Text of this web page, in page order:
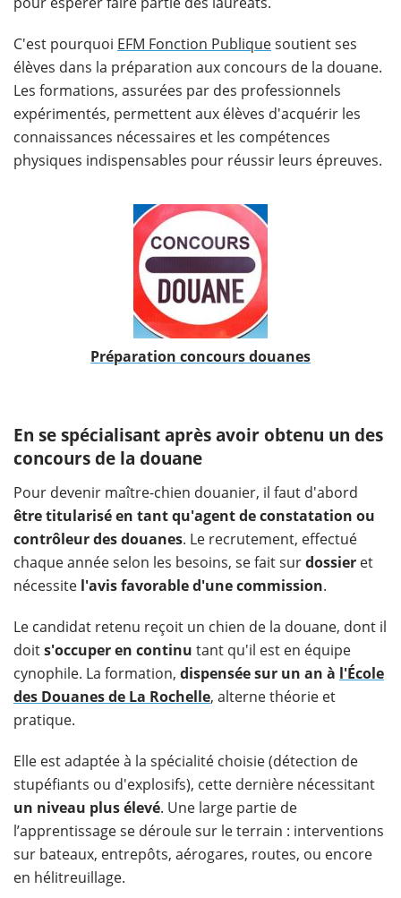
C'est pourquoi EFM Fonction Publiquesoutient ses
élèves dans la préparation aux concours de la douane.
Les formations, assurées par des professionnels
expérimentés, permettent aux élèves d'acquérir les
connaissances nécessaires et les compétences
physiques indispensables pour réussir leurs épreuves.
Préparation concours douanes
En se spécialisant après avoir obtenu un des
concours de la douane
Pour devenir maître-chien douanier, il faut d'abord
être titularisé en tant qu'agent de constatation ou
contrôleur des douanes. Le recrutement, effectué
chaque année selon les besoins, se fait surdossier et
nécessite l'avis favorable d'une commission.
Le candidat retenu reçoit un chien de la douane, dont il
doits'occuper en continu tant qu'il est en équipe
cynophile. La formation, dispensée sur un an à l'École
des Douanes de La Rochelle, alterne théorie et
pratique.
Elle est adaptée à la spécialité choisie (détection de
stupéfiants ou d'explosifs), cette dernière nécessitant
un niveau plus élevé. Une large partie de
l’apprentissage se déroule sur le terrain : interventions
sur bateaux, entrepôts, aérogares, routes, ou encore
en hélitreuillage.